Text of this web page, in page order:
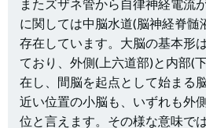
またズザネ管から自律神経電流
に関しては中脳水道(脳神経脊髄
存在しています。大脳の基本形
ており、外側(上六道部)と内部(
在し、間脳を起点として始まる
近い位置の小脳も、いずれも外
位と言えます。その様な意味で